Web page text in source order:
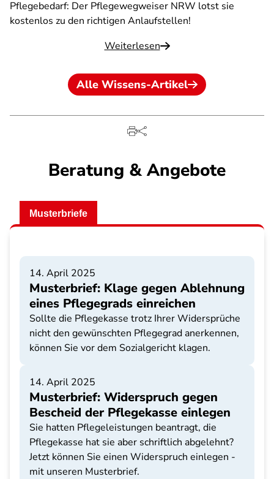
Pflegebedarf: Der Pflegewegweiser NRW lotst sie
kostenlos zu den richtigen Anlaufstellen!
Weiterlesen
Alle Wissens-Artikel
Beratung & Angebote
Musterbriefe
14. April 2025
Musterbrief: Klage gegen Ablehnung
eines Pflegegrads einreichen
Sollte die Pflegekasse trotz Ihrer Widersprüche
nicht den gewünschten Pflegegrad anerkennen,
können Sie vor dem Sozialgericht klagen.
14. April 2025
Musterbrief: Widerspruch gegen
Bescheid der Pflegekasse einlegen
Sie hatten Pflegeleistungen beantragt, die
Pflegekasse hat sie aber schriftlich abgelehnt?
Jetzt können Sie einen Widerspruch einlegen -
mit unseren Musterbrief.